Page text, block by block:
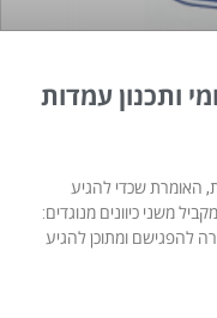
ותכנון עמדות
שכדי להגיע
משני כיוונים מנוגדים:
להפגישם ומתוכן להגיע